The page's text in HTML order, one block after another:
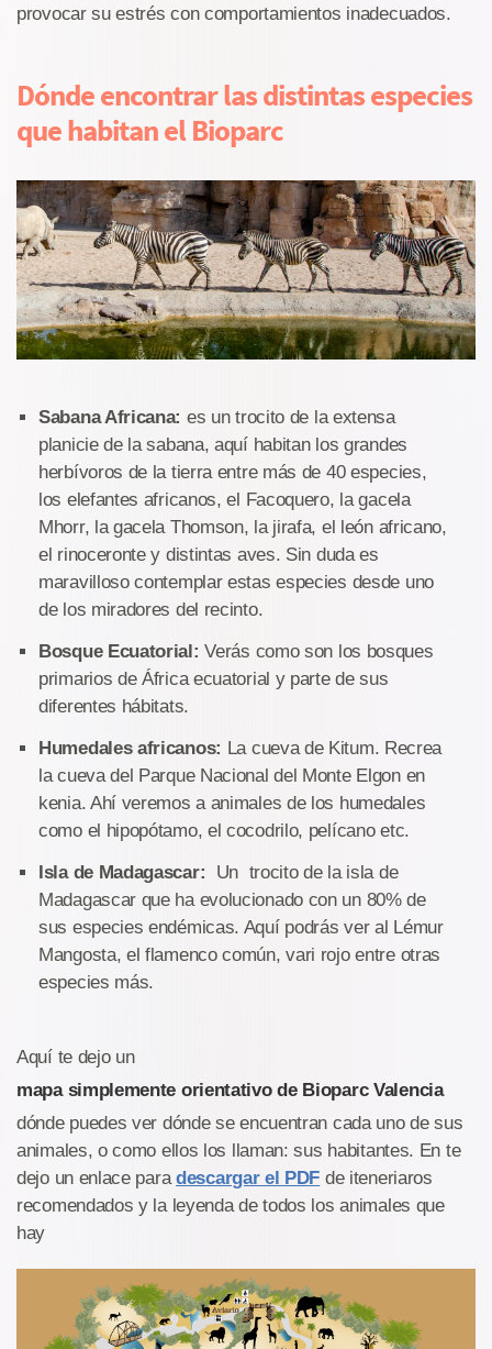
provocar su estrés con comportamientos inadecuados.
Dónde encontrar las distintas especies
que habitan el Bioparc
Sabana Africana: es un trocito de la extensa
planicie de la sabana, aquí habitan los grandes
herbívoros de la tierra entre más de 40 especies,
los elefantes africanos, el Facoquero, la gacela
Mhorr, la gacela Thomson, la jirafa, el león africano,
el rinoceronte y distintas aves. Sin duda es
maravilloso contemplar estas especies desde uno
de los miradores del recinto.
Bosque Ecuatorial: Verás como son los bosques
primarios de África ecuatorial y parte de sus
diferentes hábitats.
Humedales africanos: La cueva de Kitum. Recrea
la cueva del Parque Nacional del Monte Elgon en
kenia. Ahí veremos a animales de los humedales
como el hipopótamo, el cocodrilo, pelícano etc.
Isla de Madagascar: Un trocito de la isla de
Madagascar que ha evolucionado con un 80% de
sus especies endémicas. Aquí podrás ver al Lémur
Mangosta, el flamenco común, vari rojo entre otras
especies más.
Aquí te dejo un
mapa simplemente orientativo de Bioparc Valencia
dónde puedes ver dónde se encuentran cada uno de sus
animales, o como ellos los llaman: sus habitantes. En te
dejo un enlace paradescargar el PDF de iteneriaros
recomendados y la leyenda de todos los animales que
hay